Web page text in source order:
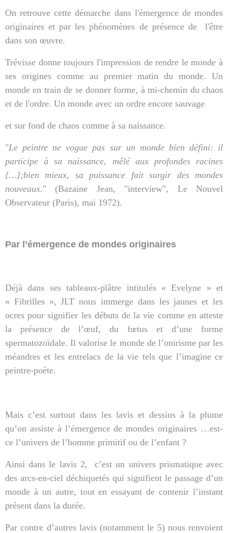
On retrouve cette démarche dans l'émergence de mondes
originaires et par les phénomènes de présence de
l'être
dans son œuvre.
Trévisse donne toujours l'impression de rendre le monde à
ses origines comme au premier matin du monde. Un
monde en train de se donner forme, à mi-chemin du chaos
et de l'ordre. Un monde avec un ordre encore sauvage
et sur fond de chaos comme à sa naissance.
"Le peintre ne vogue pas sur un monde bien défini: il
participe à sa naissance, mêlé aux profondes racines
[…];bien mieux, sa puissance fait surgir des mondes
nouveaux." (Bazaine Jean, "interview", Le Nouvel
Observateur (Paris), mai 1972).
Par l’émergence de mondes originaires
Déjà dans ses tableaux-plâtre intitulés « Evelyne » et
« Fibrilles », JLT nous immerge dans les jaunes et les
ocres pour signifier les débuts de la vie comme en atteste
la présence de l’œuf, du fœtus et d’une forme
spermatozoïdale. Il valorise le monde de l’onirisme par les
méandres et les entrelacs de la vie tels que l’imagine ce
peintre-poète.
Mais c’est surtout dans les lavis et dessins à la plume
qu’on assiste à l’émergence de mondes originaires …est-
ce l’univers de l’homme primitif ou de l’enfant ?
Ainsi dans le lavis 2,
c’est un univers prismatique avec
des arcs-en-ciel déchiquetés qui signifient le passage d’un
monde à un autre, tout en essayant de contenir l’instant
présent dans la durée.
Par contre d’autres lavis (notamment le 5) nous renvoient